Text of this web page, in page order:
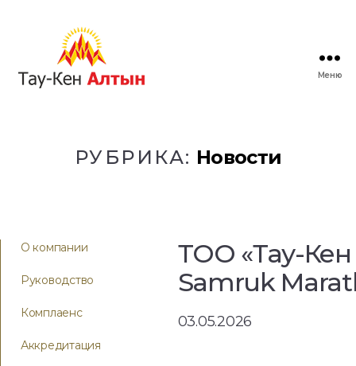
Меню
РУБРИКА: Новости
О компании
Руководство
Комплаенс
Аккредитация
ТОО «Тау-Кен
Samruk
03.05.2026